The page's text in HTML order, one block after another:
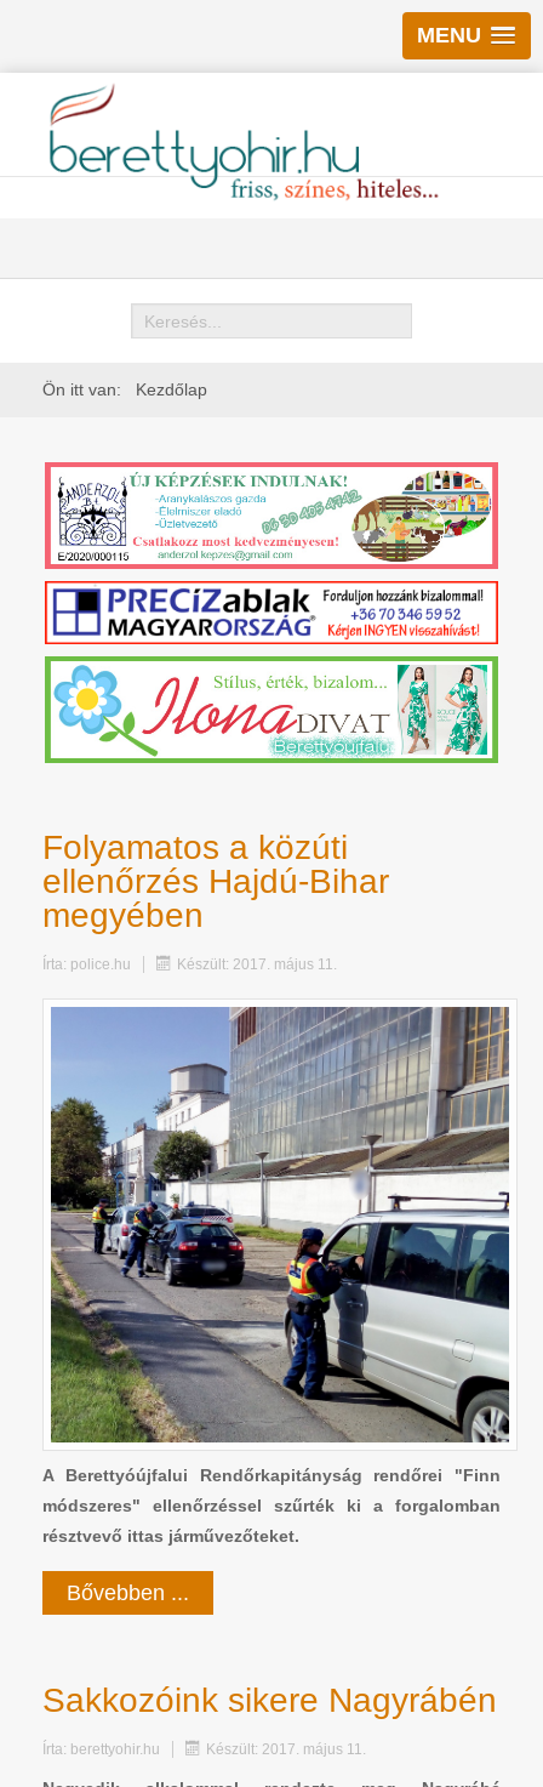
MENU
Keresés
Ön itt van: Kezdőlap
Folyamatos a közúti
ellenőrzés Hajdú-Bihar
megyében
Írta: police.hu Készült: 2017. május 11.
A Berettyóújfalui Rendőrkapitányság rendőrei "Finn
módszeres" ellenőrzéssel szűrték ki a forgalomban
résztvevő ittas járművezőteket.
Bővebben ...
Sakkozóink sikere Nagyrábén
Írta: berettyohir.hu Készült: 2017. május 11.